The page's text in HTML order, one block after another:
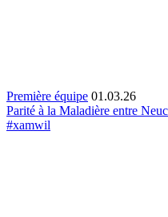
Première équipe 01.03.26
Parité à la Maladière entre
#xamwil